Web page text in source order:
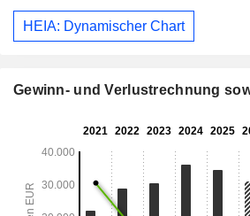
HEIA: Dynamischer Chart
Gewinn- und Verlustrechnung